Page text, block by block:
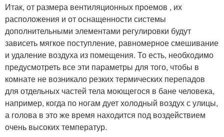
Итак, от размера вентиляционных проемов , их
расположения и от оснащенности системы
дополнительными элементами регулировки будут
зависеть мягкое поступление, равномерное смешивание
и удаление воздуха из помещения. То есть, необходимо
предусмотреть все эти параметры для того, чтобы в
комнате не возникало резких термических перепадов
для отдельных частей тела моющегося в бане человека,
например, когда по ногам дует холодный воздух с улицы,
а голова в это же время находится под воздействием
очень высоких температур.